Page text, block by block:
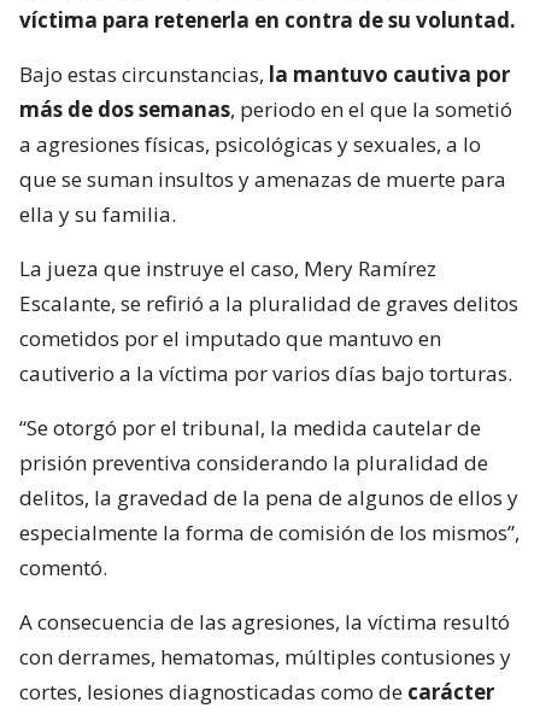
víctima para retenerla en contra de su voluntad.
Bajo estas circunstancias, la mantuvo cautiva por
más de dos semanas, periodo en el que la sometió
a agresiones físicas, psicológicas y sexuales, a lo
que se suman insultos y amenazas de muerte para
ella y su familia.
La jueza que instruye el caso, Mery Ramírez
Escalante, se refirió a la pluralidad de graves delitos
cometidos por el imputado que mantuvo en
cautiverio a la víctima por varios días bajo torturas.
“Se otorgó por el tribunal, la medida cautelar de
prisión preventiva considerando la pluralidad de
delitos, la gravedad de la pena de algunos de ellos y
especialmente la forma de comisión de los mismos”,
comentó.
A consecuencia de las agresiones, la víctima resultó
con derrames, hematomas, múltiples contusiones y
cortes, lesiones diagnosticadas como de carácter